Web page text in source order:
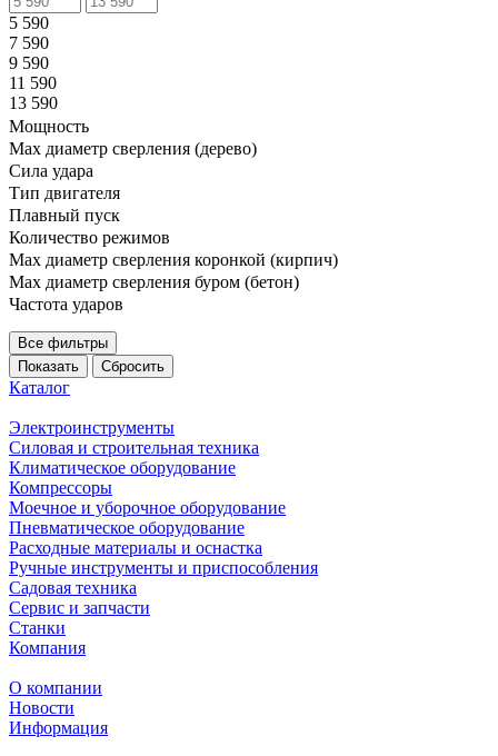
5 590
7 590
9 590
11 590
13 590
Мощность
Мах диаметр сверления (дерево)
Сила удара
Тип двигателя
Плавный пуск
Количество режимов
Max диаметр сверления коронкой (кирпич)
Max диаметр сверления буром (бетон)
Частота ударов
Все фильтры
Сбросить
Каталог
Электроинструменты
Силовая и строительная техника
Климатическое оборудование
Компрессоры
Моечное и уборочное оборудование
Пневматическое оборудование
Расходные материалы и оснастка
Ручные инструменты и приспособления
Садовая техника
Сервис и запчасти
Станки
Компания
О компании
Новости
Информация